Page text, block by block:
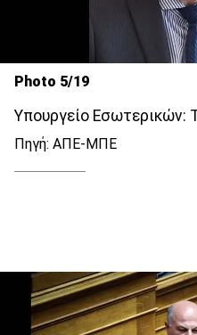
Photo 5/19
Υπουργείο Εσωτερικών:
Πηγή: ΑΠΕ-ΜΠΕ